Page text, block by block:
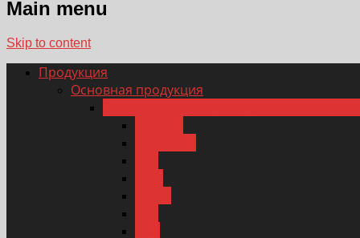
Main menu
Skip to content
Продукция
Основная продукция